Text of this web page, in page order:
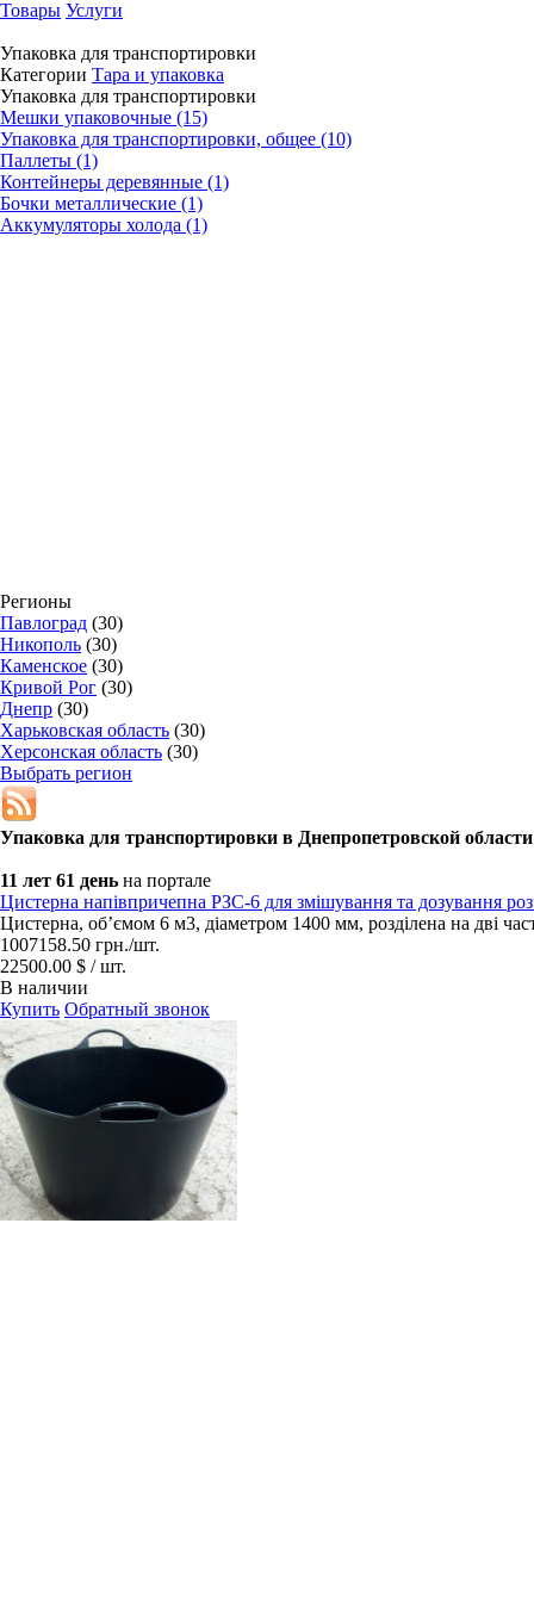
Товары Услуги
Упаковка для транспортировки
Категории Тара и упаковка
Упаковка для транспортировки
Мешки упаковочные (15)
Упаковка для транспортировки, общее (10)
Паллеты (1)
Контейнеры деревянные (1)
Бочки металлические (1)
Аккумуляторы холода (1)
Регионы
Павлоград (30)
Никополь (30)
Каменское (30)
Кривой Рог (30)
Днепр (30)
Харьковская область (30)
Херсонская область (30)
Выбрать регион
Упаковка для транспортировки в Днепропетровской области
11 лет 61 день на портале
Цистерна напівпричепна РЗС-6 для змішування та дозування
Цистерна, об’ємом 6 м3, діаметром 1400 мм, розділена на дві
1007158.50 грн./шт.
22500.00 $ / шт.
В наличии
Купить Обратный звонок